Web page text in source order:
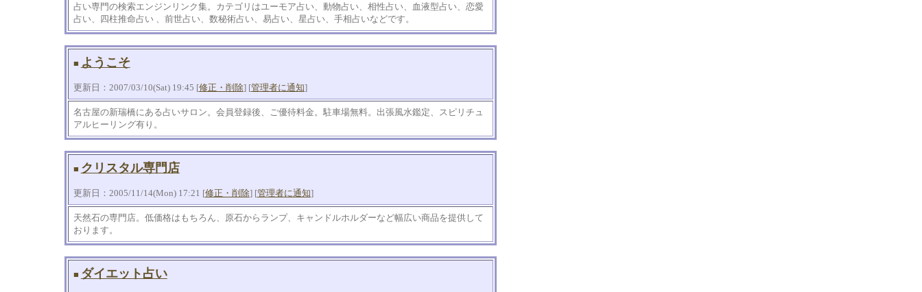
占い専門の検索エンジンリンク集。カテゴリはユーモア占い、動物占い、相性占い、血液型占い、恋愛
占い、四柱推命占い 、前世占い、数秘術占い、易占い、星占い、手相占いなどです。
■ ようこそ
更新日：2007/03/10(Sat) 19:45 [修正・削除] [管理者に通知]
名古屋の新瑞橋にある占いサロン。会員登録後、ご優待料金。駐車場無料。出張風水鑑定、スピリチュ
アルヒーリング有り。
■ クリスタル専門店
更新日：2005/11/14(Mon) 17:21 [修正・削除] [管理者に通知]
天然石の専門店。低価格はもちろん、原石からランプ、キャンドルホルダーなど幅広い商品を提供して
おります。
■ ダイエット占い